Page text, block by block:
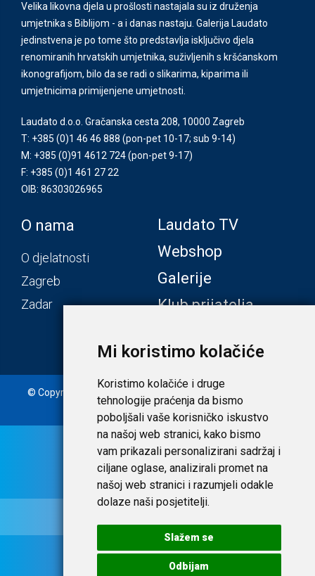
Mi koristimo kolačiće
Koristimo kolačiće i druge
tehnologije praćenja da bismo
poboljšali vaše korisničko iskustvo
na našoj web stranici, kako bismo
vam prikazali personalizirani sadržaj i
ciljane oglase, analizirali promet na
našoj web stranici i razumjeli odakle
dolaze naši posjetitelji.
Slažem se
Odbijam
Velika likovna djela u prošlosti nastajala su iz druženja
umjetnika s Biblijom - a i danas nastaju. Galerija Laudato
jedinstvena je po tome što predstavlja isključivo djela
renomiranih hrvatskih umjetnika, suživljenih s kršćanskom
ikonografijom, bilo da se radi o slikarima, kiparima ili
umjetnicima primijenjene umjetnosti.
Laudato d.o.o. Gračanska cesta 208, 10000 Zagreb
T: +385 (0)1 46 46 888 (pon-pet 10-17; sub 9-14)
M: +385 (0)91 4612 724(pon-pet 9-17)
F: +385 (0)1 461 27 22
OIB: 86303026965
O nama
O djelatnosti
Zagreb
Zadar
Laudato TV
Webshop
Galerije
Klub prijatelja
© Copyright 2020. Laudato d.o.o. | Tečaj konverzije: 1 EUR =
7,53450 HRK | Uvjeti i privatnost